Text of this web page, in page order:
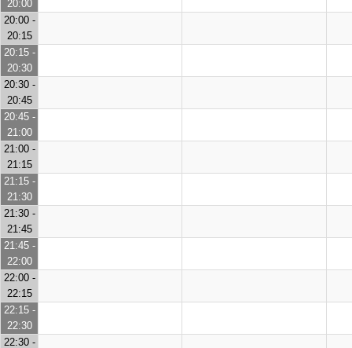
20:00
20:00 -
20:15
20:15 -
20:30
20:30 -
20:45
20:45 -
21:00
21:00 -
21:15
21:15 -
21:30
21:30 -
21:45
21:45 -
22:00
22:00 -
22:15
22:15 -
22:30
22:30 -